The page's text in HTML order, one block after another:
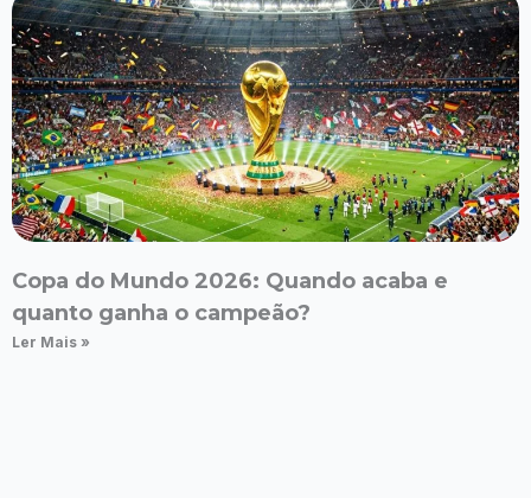
Copa do Mundo 2026: Quando acaba e
quanto ganha o campeão?
Ler Mais »